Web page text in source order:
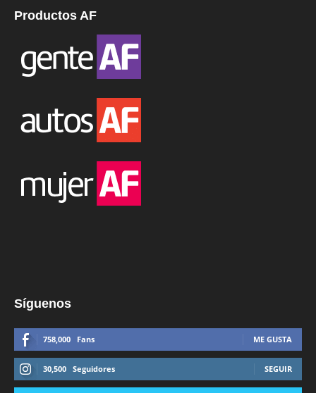
Productos AF
Síguenos
758,000 Fans ME GUSTA
30,500 Seguidores SEGUIR